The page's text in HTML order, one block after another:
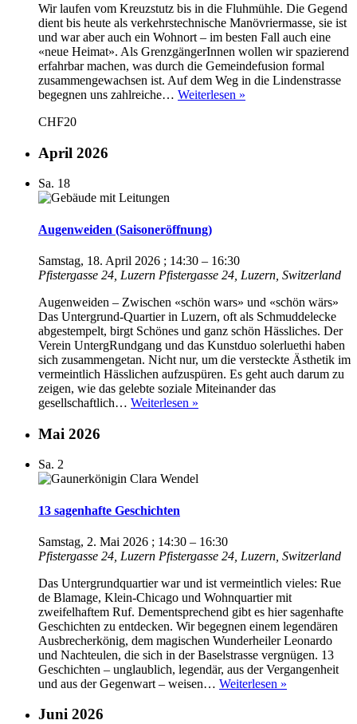
Wir laufen vom Kreuzstutz bis in die Fluhmühle. Die Gegend
dient bis heute als verkehrstechnische Manövriermasse, sie ist
und war aber auch ein Wohnort – im besten Fall auch eine
«neue Heimat». Als GrenzgängerInnen wollen wir spazierend
erfahrbar machen, was durch die Gemeindefusion formal
zusammengewachsen ist. Auf dem Weg in die Lindenstrasse
begegnen uns zahlreiche… Weiterlesen »
CHF20
April 2026
Sa. 18
Augenweiden (Saisoneröffnung)
Samstag, 18. April 2026 ; 14:30 – 16:30
Pfistergasse 24, Luzern Pfistergasse 24, Luzern, Switzerland
Augenweiden – Zwischen «schön wars» und «schön wärs»
Das Untergrund-Quartier in Luzern, oft als Schmuddelecke
abgestempelt, birgt Schönes und ganz schön Hässliches. Der
Verein UntergRundgang und das Kunstduo solerluethi haben
sich zusammengetan. Nicht nur, um die versteckte Ästhetik im
vermeintlich Hässlichen aufzuspüren. Es geht auch darum zu
zeigen, wie das gelebte soziale Miteinander das
gesellschaftlich… Weiterlesen »
Mai 2026
Sa. 2
13 sagenhafte Geschichten
Samstag, 2. Mai 2026 ; 14:30 – 16:30
Pfistergasse 24, Luzern Pfistergasse 24, Luzern, Switzerland
Das Untergrundquartier war und ist vermeintlich vieles: Rue
de Blamage, Klein-Chicago und Wohnquartier mit
zweifelhaftem Ruf. Dementsprechend gibt es hier sagenhafte
Geschichten zu entdecken. Wir begegnen einem legendären
Ausbrecherkönig, dem magischen Wunderheiler Leonardo
und Nachteulen, die sich in der Baselstrasse vergnügen. 13
Geschichten – unglaublich, legendär, aus der Vergangenheit
und aus der Gegenwart – weisen… Weiterlesen »
Juni 2026